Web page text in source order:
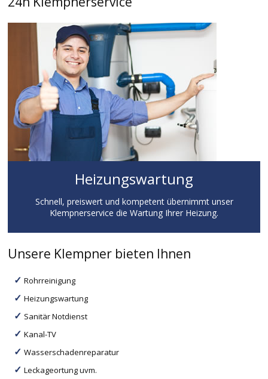
Heizungswartung
Schnell, preiswert und kompetent übernimmt unser
Klempnerservice die Wartung Ihrer Heizung.
Unsere Klempner bieten Ihnen
Rohrreinigung
Heizungswartung
Sanitär Notdienst
Kanal-TV
Wasserschadenreparatur
Leckageortung uvm.